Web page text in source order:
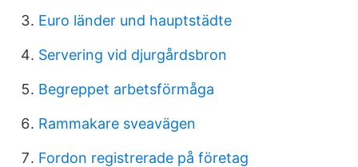
Euro länder und hauptstädte
Servering vid djurgårdsbron
Begreppet arbetsförmåga
Rammakare sveavägen
Fordon registrerade på företag